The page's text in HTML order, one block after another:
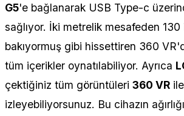
G5'e bağlanarak USB Type-c
sağlıyor. İki metrelik mesafeden
bakıyormuş gibi hissettiren 360
tüm içerikler oynatılabiliyor. Ayrıca
çektiğiniz tüm görüntüleri 360 VR
izleyebiliyorsunuz. Bu cihazın